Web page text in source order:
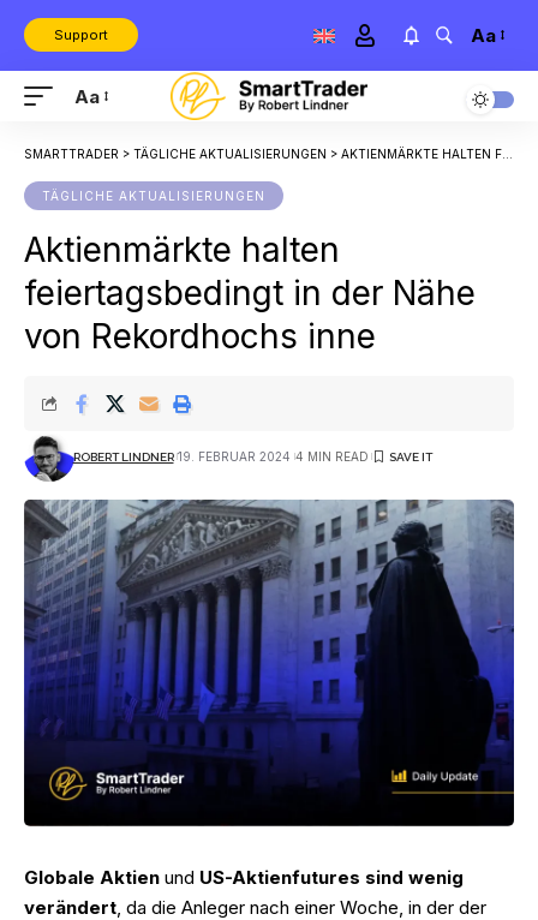
Support Aa
Aa
SMARTTRADER > TÄGLICHE AKTUALISIERUNGEN > AKTIENMÄRKTE HALTEN FEIERTAGSBEDINGT IN DER NÄHE VON REKORDHOCHS INNE
TÄGLICHE AKTUALISIERUNGEN
Aktienmärkte halten
feiertagsbedingt in der Nähe
von Rekordhochs inne
ROBERT LINDNER 19. FEBRUAR 2024 4 MIN READ
Globale Aktien und US-Aktienfutures sind wenig
verändert, da die Anleger nach einer Woche, in der der